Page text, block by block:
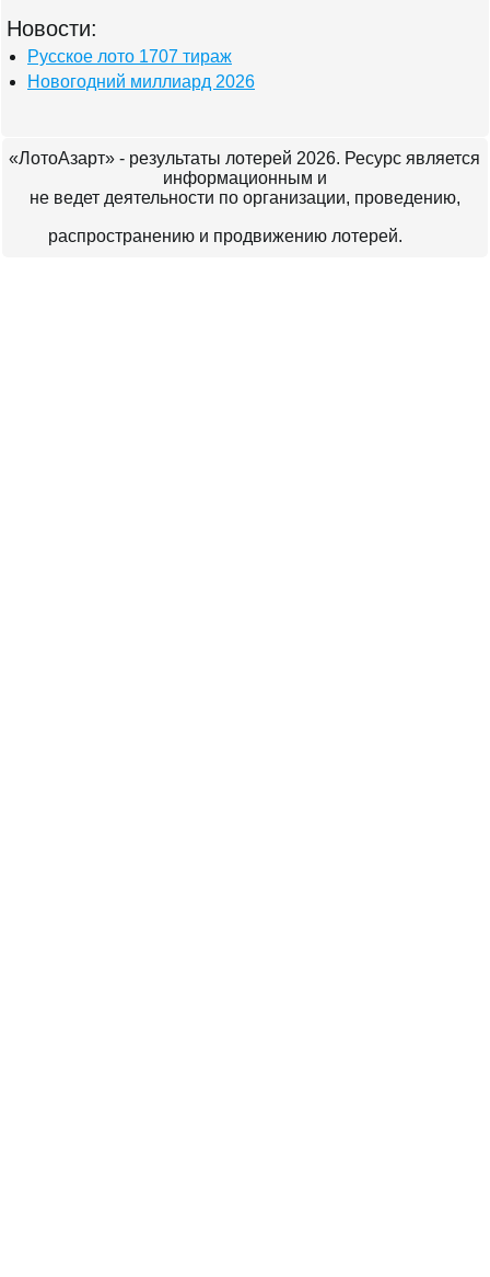
Новости:
Русское лото 1707 тираж
Новогодний миллиард 2026
«ЛотоАзарт» - результаты лотерей 2026. Ресурс является
информационным и
не ведет деятельности по организации, проведению,
распространению и продвижению лотерей.